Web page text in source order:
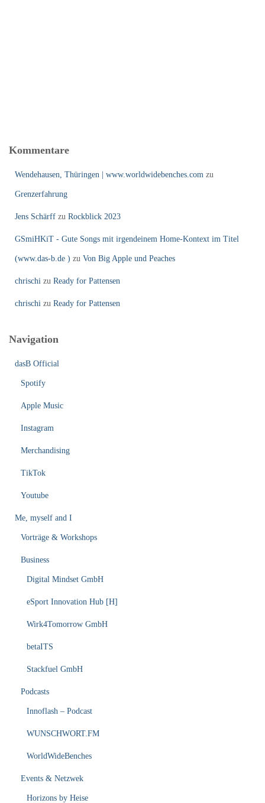
Kommentare
Wendehausen, Thüringen | www.worldwidebenches.com zu
Grenzerfahrung
Jens Schärff zu Rockblick 2023
GSmiHKiT - Gute Songs mit irgendeinem Home-Kontext im Titel
(www.das-b.de ) zu Von Big Apple und Peaches
chrischi zu Ready for Pattensen
chrischi zu Ready for Pattensen
Navigation
dasB Official
Spotify
Apple Music
Instagram
Merchandising
TikTok
Youtube
Me, myself and I
Vorträge & Workshops
Business
Digital Mindset GmbH
eSport Innovation Hub [H]
Wirk4Tomorrow GmbH
betaITS
Stackfuel GmbH
Podcasts
Innoflash – Podcast
WUNSCHWORT.FM
WorldWideBenches
Events & Netzwek
Horizons by Heise